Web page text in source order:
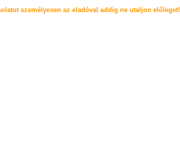
személyesen az eladóval addig ne utaljon előleget!